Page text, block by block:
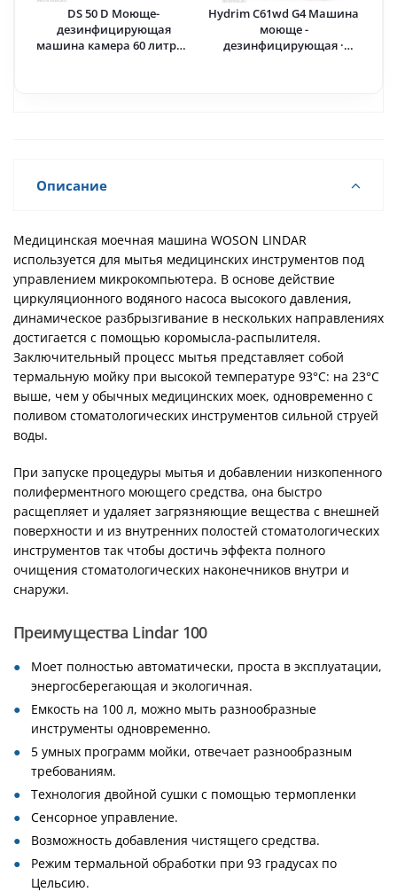
DS 50 D Моюще-
дезинфицирующая
машина камера 60 литров
Hydrim С61wd G4 Машина
моюще -
дезинфицирующая ·
Описание
Медицинская моечная машина WOSON LINDAR
используется для мытья медицинских инструментов под
управлением микрокомпьютера. В основе действие
циркуляционного водяного насоса высокого давления,
динамическое разбрызгивание в нескольких направлениях
достигается с помощью коромысла-распылителя.
Заключительный процесс мытья представляет собой
термальную мойку при высокой температуре 93°С: на 23°С
выше, чем у обычных медицинских моек, одновременно с
поливом стоматологических инструментов сильной струей
воды.
При запуске процедуры мытья и добавлении низкопенного
полиферментного моющего средства, она быстро
расщепляет и удаляет загрязняющие вещества с внешней
поверхности и из внутренних полостей стоматологических
инструментов так чтобы достичь эффекта полного
очищения стоматологических наконечников внутри и
снаружи.
Преимущества Lindar 100
Моет полностью автоматически, проста в эксплуатации,
энергосберегающая и экологичная.
Емкость на 100 л, можно мыть разнообразные
инструменты одновременно.
5 умных программ мойки, отвечает разнообразным
требованиям.
Технология двойной сушки с помощью термопленки
Сенсорное управление.
Возможность добавления чистящего средства.
Режим термальной обработки при 93 градусах по
Цельсию.